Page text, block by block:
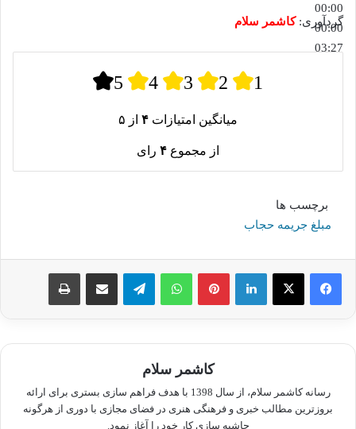
00:00
00:00
03:27
گردآوری:کاشمر سلام
5 4 3 2 1
میانگین امتیازات ۴ از ۵
از مجموع ۴ رای
برچسب ها
مبلغ جریمه حجاب
لینکدین پینترستواتس آپ تلگرام اشتراک گذاری از طریق ایمیل چاپ
کاشمر سلام
رسانه کاشمر سلام، از سال 1398 با هدف فراهم سازی بستری برای ارائه
بروزترین مطالب خبری و فرهنگی هنری در فضای مجازی با دوری از هرگونه
حاشیه سازی کار خود را آغاز نمود.